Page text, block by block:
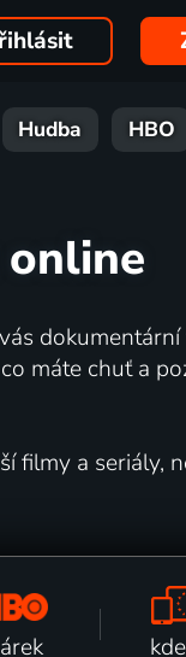
Hudba HBO
máte chuť a
filmy a seriály,